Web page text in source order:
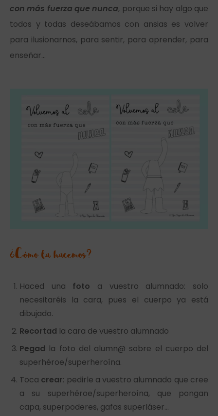
con más fuerza que nunca, porque si hay algo que
todos y todas deseábamos con ansias es volver
para ilusionarnos, para sentir, para aprender, para
enseñar…
¿Cómo la hacemos?
Haced una foto a vuestro alumnado: solo
necesitaréis la cara, pues el cuerpo ya está
dibujado.
Recortad la cara de vuestro alumnado
Pegad la foto del alumn@ sobre el cuerpo del
superhéroe/superheroína.
Toca crear: pedirle a vuestro alumnado que cree
a su superhéroe/superheroína, que pongan
capa, superpoderes, gafas superláser…